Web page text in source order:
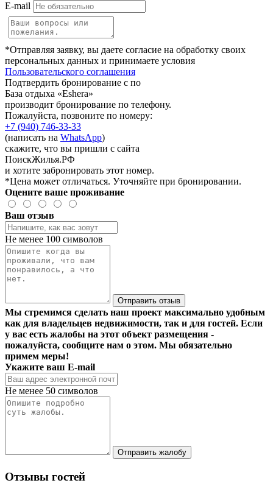
E-mail
*Отправляя заявку, вы даете согласие на обработку своих
персональных данных и принимаете условия
Пользовательского соглашения
Подтвердить бронирование с по
База отдыха «Eshera»
производит бронирование по телефону.
Пожалуйста, позвоните по номеру:
+7 (940) 746-33-33
(написать на WhatsApp)
скажите, что вы пришли с сайта
ПоискЖилья.РФ
и хотите забронировать этот номер.
*Цена может отличаться. Уточняйте при бронировании.
Оцените ваше проживание
Ваш отзыв
Не менее 100 символов
Отправить отзыв
Мы стремимся сделать наш проект максимально удобным
как для владельцев недвижимости, так и для гостей. Если
у вас есть жалобы на этот объект размещения -
пожалуйста, сообщите нам о этом. Мы обязательно
примем меры!
Укажите ваш E-mail
Не менее 50 символов
Отправить жалобу
Отзывы гостей